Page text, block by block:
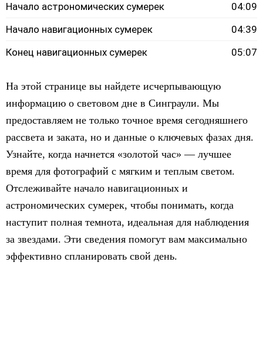
Начало астрономических сумерек
04:09
Начало навигационных сумерек
04:39
Конец навигационных сумерек
05:07
На этой странице вы найдете исчерпывающую
информацию о световом дне в Синграули. Мы
предоставляем не только точное время сегодняшнего
рассвета и заката, но и данные о ключевых фазах дня.
Узнайте, когда начнется «золотой час» — лучшее
время для фотографий с мягким и теплым светом.
Отслеживайте начало навигационных и
астрономических сумерек, чтобы понимать, когда
наступит полная темнота, идеальная для наблюдения
за звездами. Эти сведения помогут вам максимально
эффективно спланировать свой день.